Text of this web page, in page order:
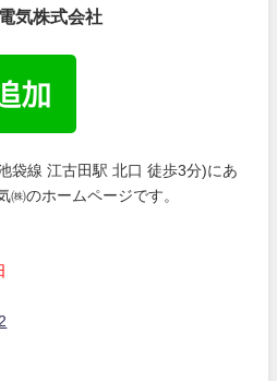
気株式会社
袋線 江古田駅 北口 徒歩3分)にあ
㈱のホームページです。